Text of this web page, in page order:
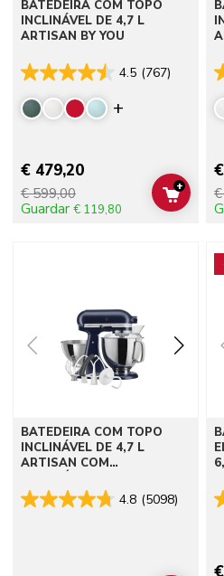
BATEDEIRA COM TOPO
INCLINÁVEL DE 4,7 L
ARTISAN BY YOU
4.5 (767)
Display
€ 479,20
€ 599,00
Guardar € 119,80
ADD
+
BATEDEIRA COM TOPO
INCLINÁVEL DE 4,7 L
ARTISAN COM
4.8 (5098)